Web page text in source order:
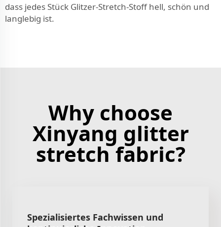
dass jedes Stück Glitzer-Stretch-Stoff hell, schön und
langlebig ist.
Why choose
Xinyang glitter
stretch fabric?
Spezialisiertes Fachwissen und